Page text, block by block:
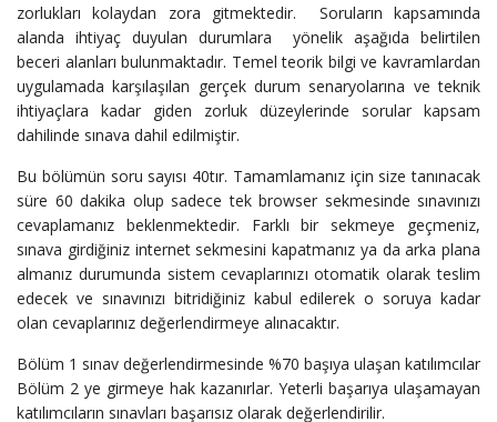
zorlukları kolaydan zora gitmektedir. Soruların kapsamında
alanda ihtiyaç duyulan durumlara yönelik aşağıda belirtilen
beceri alanları bulunmaktadır. Temel teorik bilgi ve kavramlardan
uygulamada karşılaşılan gerçek durum senaryolarına ve teknik
ihtiyaçlara kadar giden zorluk düzeylerinde sorular kapsam
dahilinde sınava dahil edilmiştir.
Bu bölümün soru sayısı 40tır. Tamamlamanız için size tanınacak
süre 60 dakika olup sadece tek browser sekmesinde sınavınızı
cevaplamanız beklenmektedir. Farklı bir sekmeye geçmeniz,
sınava girdiğiniz internet sekmesini kapatmanız ya da arka plana
almanız durumunda sistem cevaplarınızı otomatik olarak teslim
edecek ve sınavınızı bitridiğiniz kabul edilerek o soruya kadar
olan cevaplarınız değerlendirmeye alınacaktır.
Bölüm 1 sınav değerlendirmesinde %70 başıya ulaşan katılımcılar
Bölüm 2 ye girmeye hak kazanırlar. Yeterli başarıya ulaşamayan
katılımcıların sınavları başarısız olarak değerlendirilir.